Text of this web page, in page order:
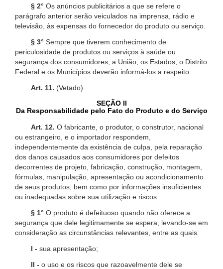
§ 2° Os anúncios publicitários a que se refere o
parágrafo anterior serão veiculados na imprensa, rádio e
televisão, às expensas do fornecedor do produto ou serviço.
§ 3° Sempre que tiverem conhecimento de
periculosidade de produtos ou serviços à saúde ou
segurança dos consumidores, a União, os Estados, o Distrito
Federal e os Municípios deverão informá-los a respeito.
Art. 11. (Vetado).
SEÇÃO II
Da Responsabilidade pelo Fato do Produto e do Serviço
Art. 12. O fabricante, o produtor, o construtor, nacional
ou estrangeiro, e o importador respondem,
independentemente da existência de culpa, pela reparação
dos danos causados aos consumidores por defeitos
decorrentes de projeto, fabricação, construção, montagem,
fórmulas, manipulação, apresentação ou acondicionamento
de seus produtos, bem como por informações insuficientes
ou inadequadas sobre sua utilização e riscos.
§ 1° O produto é defeituoso quando não oferece a
segurança que dele legitimamente se espera, levando-se em
consideração as circunstâncias relevantes, entre as quais:
I - sua apresentação;
II - o uso e os riscos que razoavelmente dele se